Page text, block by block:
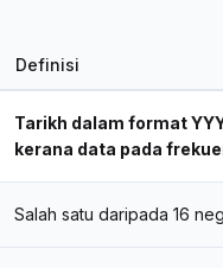
Definisi
Tarikh dalam format
kerana data pada
Salah satu daripada 16